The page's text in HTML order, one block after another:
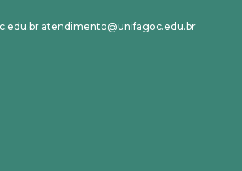
atendimento@unifagoc.edu.br